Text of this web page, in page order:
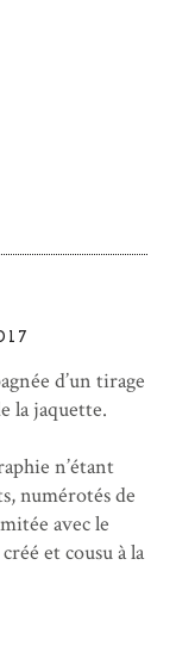
d’un tirage
la jaquette.
n’étant
numérotés de
avec le
et cousu à la